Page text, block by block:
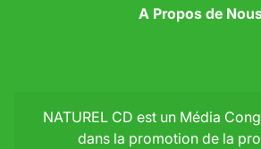
A Propos de
NATUREL CD est un Média
dans la promotion de la